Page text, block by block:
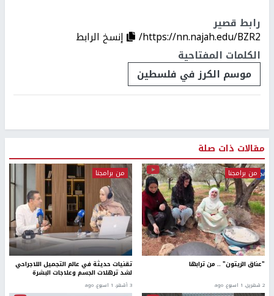
رابط قصير
https://nn.najah.edu/BZR2/
إنسخ الرابط
الكلمات المفتاحية
موسم الكرز في فلسطين
مقالات ذات صلة
من برامجنا
"عناق الزيتون" .. من ترابها
2 شهرين، 1 اسبوع. ago
من برامجنا
تقنيات حديثة في عالم التجميل اللاجراحي
لشد ترهلات الجسم وعلاجات البشرة
3 أشهر، 1 اسبوع. ago